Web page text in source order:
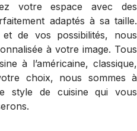
votre espace avec des
adaptés à sa taille.
de vos possibilités, nous
à votre image. Tous
à l’américaine, classique,
choix, nous sommes à
style de cuisine qui vous